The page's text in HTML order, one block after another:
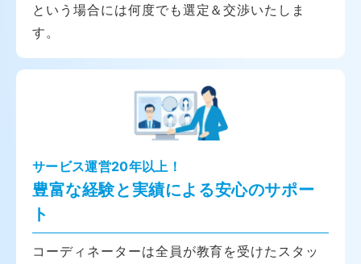
という場合には何度でも選定＆交渉いたしま
す。
サービス運営20年以上！
豊富な経験と実績による安心のサポー
ト
コーディネーターは全員が教育を受けたスタッ